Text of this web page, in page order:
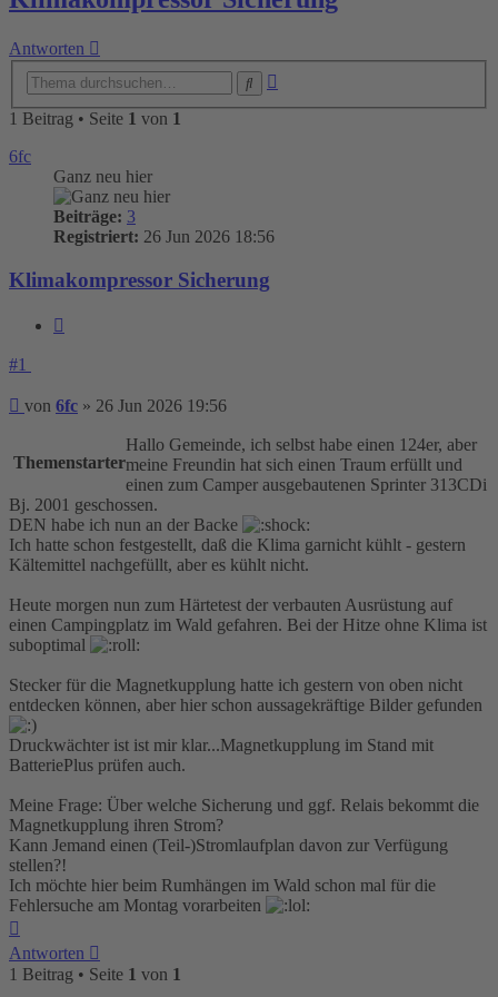
Antworten
1 Beitrag • Seite 1 von 1
6fc
Ganz neu hier
Beiträge: 3
Registriert: 26 Jun 2026 18:56
Klimakompressor Sicherung
#1
Beitrag
von 6fc » 26 Jun 2026 19:56
Themenstarter
Hallo Gemeinde, ich selbst habe einen 124er, aber
meine Freundin hat sich einen Traum erfüllt und
einen zum Camper ausgebautenen Sprinter 313CDi
Bj. 2001 geschossen.
DEN habe ich nun an der Backe
Ich hatte schon festgestellt, daß die Klima garnicht kühlt - gestern
Kältemittel nachgefüllt, aber es kühlt nicht.
Heute morgen nun zum Härtetest der verbauten Ausrüstung auf
einen Campingplatz im Wald gefahren. Bei der Hitze ohne Klima ist
suboptimal
Stecker für die Magnetkupplung hatte ich gestern von oben nicht
entdecken können, aber hier schon aussagekräftige Bilder gefunden
Druckwächter ist ist mir klar...Magnetkupplung im Stand mit
BatteriePlus prüfen auch.
Meine Frage: Über welche Sicherung und ggf. Relais bekommt die
Magnetkupplung ihren Strom?
Kann Jemand einen (Teil-)Stromlaufplan davon zur Verfügung
stellen?!
Ich möchte hier beim Rumhängen im Wald schon mal für die
Fehlersuche am Montag vorarbeiten
oben
Antworten
1 Beitrag • Seite 1 von 1